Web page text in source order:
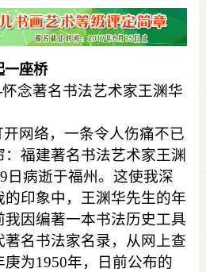
一座桥
怀念著名书法艺术家王渊华
网络，一条令人伤痛不已
福建著名书法艺术家王渊
9 日病逝于福州。这使我深
印象中， 王渊华先生的年
因编著一本书法历史工具
名书法家名录，从网上查
庚为1950年，日前公布的